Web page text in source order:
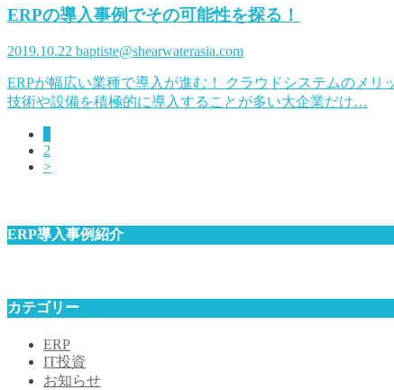
ERPの導入事例でその可能性を探る！
2019.10.22 baptiste@shearwaterasia.com
ERPが幅広い業種で導入が進む！ クラウドシステムのメ
技術や設備を積極的に導入することが多い大企業だけ…
2
>
ERP導入事例紹介
カテゴリー
ERP
IT投資
お知らせ